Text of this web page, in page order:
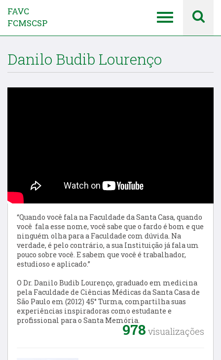
FAVC
FCMSCSP
Danilo Budib Lourenço
“Quando você fala na Faculdade da Santa Casa, quando
você fala esse nome, você sabe que o fardo é bom e que
ninguém olha para a Faculdade com dúvida. Na
verdade, é pelo contrário, a sua Instituição já fala um
pouco sobre você. E sabem que você é trabalhador,
estudioso e aplicado.”
O Dr. Danilo Budib Lourenço, graduado em medicina
pela Faculdade de Ciências Médicas da Santa Casa de
São Paulo em (2012) 45° Turma, compartilha suas
experiências inspiradoras como estudante e
profissional para o Santa Memória.
978 visualizações